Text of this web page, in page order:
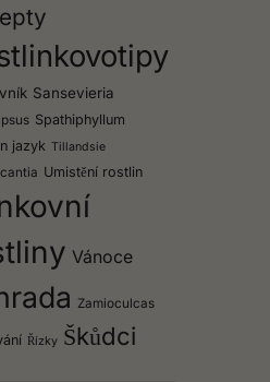
Sansevieria
Spathiphyllum
jazyk Tillandsie
Umistění rostlin
Vánoce
Zamioculcas
Řízky Škůdci